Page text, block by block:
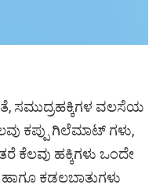
ಸಮುದ್ರಹಕ್ಕಿಗಳ ವಲಸೆಯ
ಕಪ್ಪು ಗಿಲೆಮಾಟ್ ಗಳು,
ಕೆಲವು ಹಕ್ಕಿಗಳು ಒಂದೇ
ಹಾಗೂ ಕಡಲಬಾತುಗಳು